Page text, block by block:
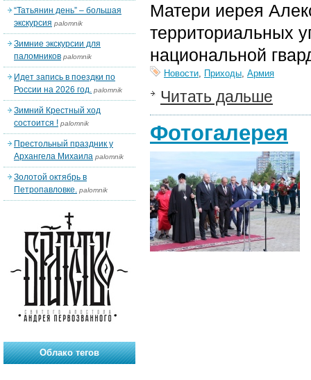
Матери иерея
территориальных
национальной
Новости, Приходы, Армия
Читать дальше
Фотогалерея
“Татьянин день” – большая
экскурсия palomnik
Зимние экскурсии для
паломников palomnik
Идет запись в поездки по
России на 2026 год. palomnik
Зимний Крестный ход
состоится ! palomnik
Престольный праздник у
Архангела Михаила palomnik
Золотой октябрь в
Петропавловке. palomnik
Облако тегов